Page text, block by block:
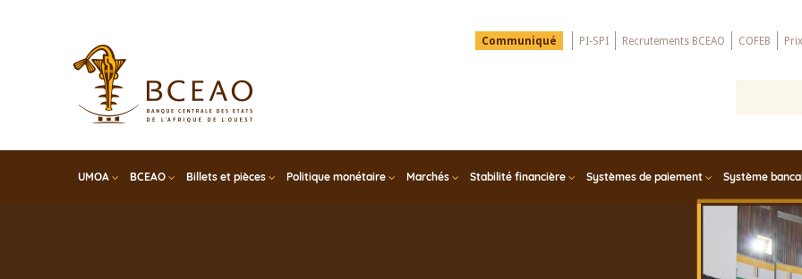
Menu
Top
Communiqué PI-SPI Recrutements BCEAO COFEB
UMOA BCEAO Billets et pièces Politique monétaire Marchés Stabilité financière Systèmes de paiement Système